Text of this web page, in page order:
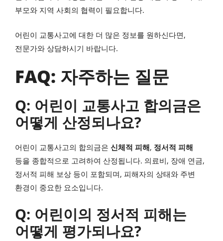
부모와 지역 사회의 협력이 필요합니다.
어린이 교통사고에 대한 더 많은 정보를 원하신다면,
전문가와 상담하시기 바랍니다.
FAQ: 자주하는 질문
Q: 어린이 교통사고 합의금은
어떻게 산정되나요?
어린이 교통사고의 합의금은 신체적 피해, 정서적 피해
등을 종합적으로 고려하여 산정됩니다. 의료비, 장애 연금,
정서적 피해 보상 등이 포함되며, 피해자의 상태와 주변
환경이 중요한 요소입니다.
Q: 어린이의 정서적 피해는
어떻게 평가되나요?